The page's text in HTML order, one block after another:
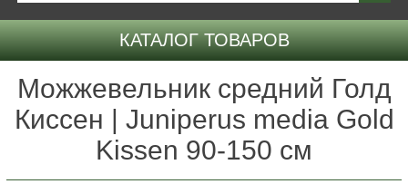
КАТАЛОГ ТОВАРОВ
Можжевельник средний Голд
Киссен | Juniperus media Gold
Kissen 90-150 см